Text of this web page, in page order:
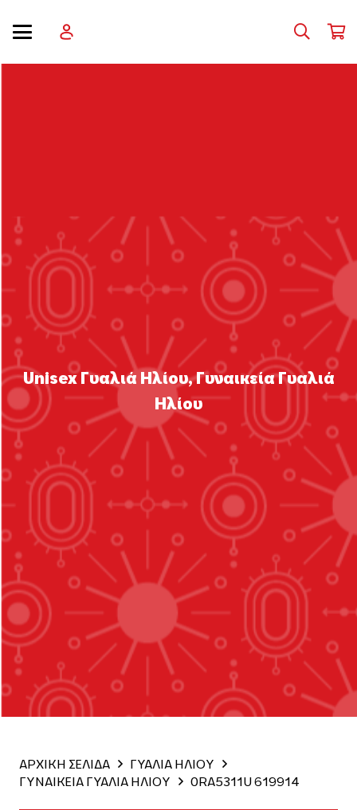
Unisex Γυαλιά Ηλίου,Γυναικεία Γυαλιά
Ηλίου
ΑΡΧΙΚΗ ΣΕΛΙΔΑ
ΓΥΑΛΙΑ ΗΛΙΟΥ
ΓΥΝΑΙΚΕΙΑ ΓΥΑΛΙΑ ΗΛΙΟΥ
0RA5311U 619914